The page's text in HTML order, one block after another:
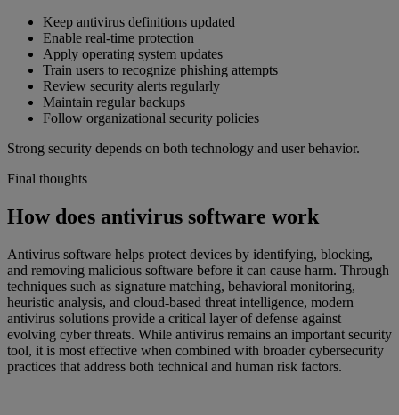
Keep antivirus definitions updated
Enable real-time protection
Apply operating system updates
Train users to recognize phishing attempts
Review security alerts regularly
Maintain regular backups
Follow organizational security policies
Strong security depends on both technology and user behavior.
Final thoughts
How does antivirus software work
Antivirus software helps protect devices by identifying, blocking,
and removing malicious software before it can cause harm. Through
techniques such as signature matching, behavioral monitoring,
heuristic analysis, and cloud-based threat intelligence, modern
antivirus solutions provide a critical layer of defense against
evolving cyber threats. While antivirus remains an important security
tool, it is most effective when combined with broader cybersecurity
practices that address both technical and human risk factors.